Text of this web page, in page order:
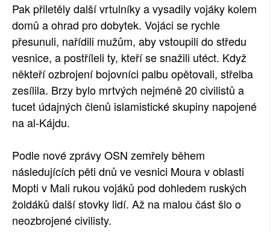
Pak přiletěly další vrtulníky a vysadily vojáky kolem
domů a ohrad pro dobytek. Vojáci se rychle
přesunuli, nařídili mužům, aby vstoupili do středu
vesnice, a postříleli ty, kteří se snažili utéct. Když
někteří ozbrojení bojovníci palbu opětovali, střelba
zesílila. Brzy bylo mrtvých nejméně 20 civilistů a
tucet údajných členů islamistické skupiny napojené
na al-Kájdu.
Podle nové zprávy OSN zemřely během
následujících pěti dnů ve vesnici Moura v oblasti
Mopti v Mali rukou vojáků pod dohledem ruských
žoldáků další stovky lidí. Až na malou část šlo o
neozbrojené civilisty.